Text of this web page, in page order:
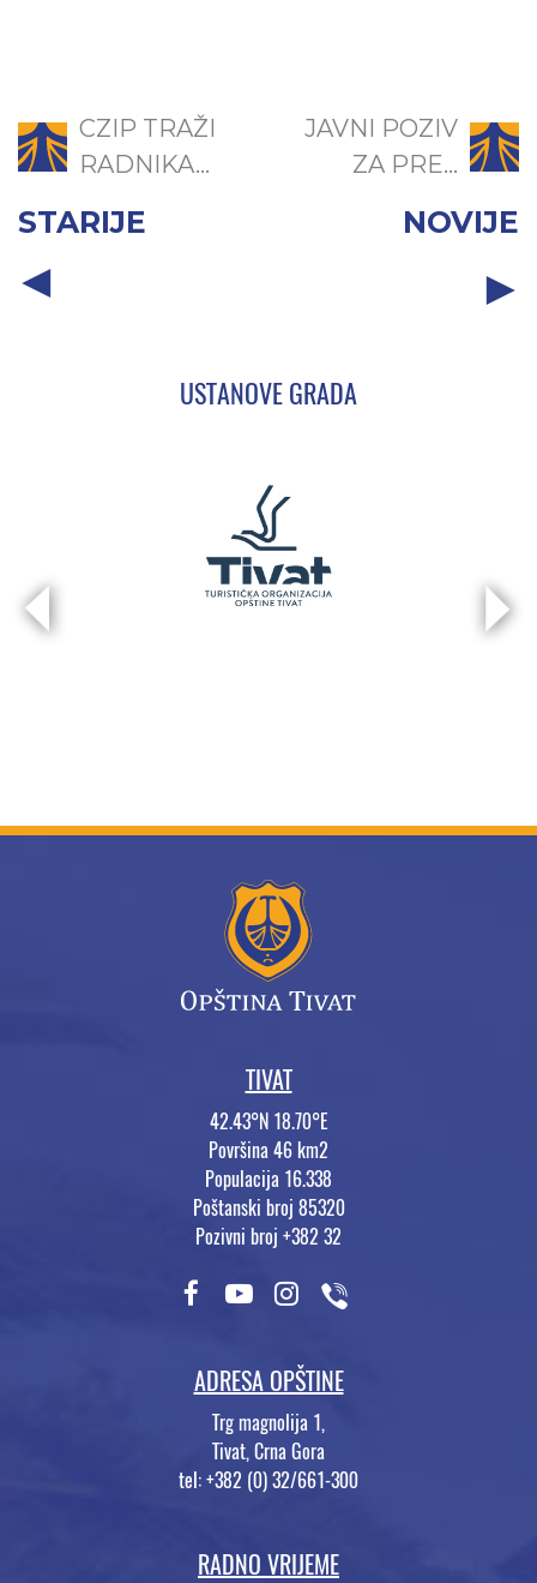
CZIP TRAŽI
RADNIKA...
STARIJE
JAVNI POZIV
ZA PRE...
NOVIJE
USTANOVE GRADA
TIVAT
42.43°N 18.70°E
Površina 46 km2
Populacija 16.338
Poštanski broj 85320
Pozivni broj +382 32
ADRESA OPŠTINE
Trg magnolija 1,
Tivat, Crna Gora
tel: +382 (0) 32/661-300
RADNO VRIJEME